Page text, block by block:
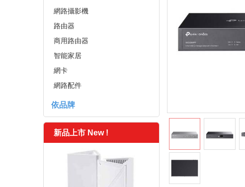
網路攝影機
路由器
商用路由器
智能家居
網卡
網路配件
依品牌
新品上市 New !